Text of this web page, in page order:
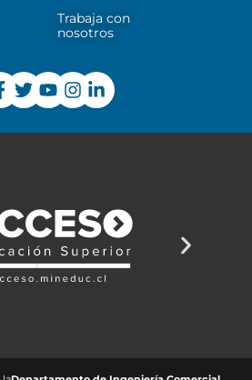
Trabaja con
nosotros